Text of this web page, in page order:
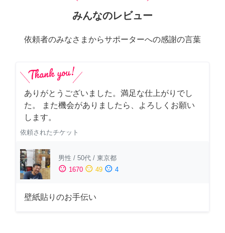
みんなのレビュー
依頼者のみなさまからサポーターへの感謝の言葉
ありがとうございました。満足な仕上がりでし
た。 また機会がありましたら、よろしくお願い
します。
依頼されたチケット
男性 / 50代 / 東京都
sentiment_satisfied 1670 sentiment_neutral 49 sentiment_dissatisfied 4
壁紙貼りのお手伝い